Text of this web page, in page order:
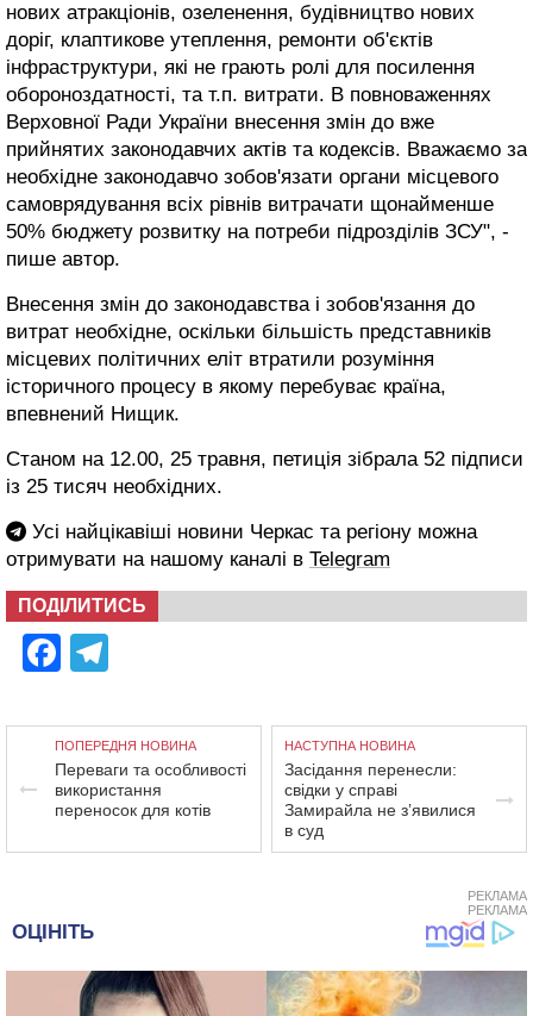
нових атракціонів, озеленення, будівництво нових
доріг, клаптикове утеплення, ремонти об'єктів
інфраструктури, які не грають ролі для посилення
обороноздатності, та т.п. витрати. В повноваженнях
Верховної Ради України внесення змін до вже
прийнятих законодавчих актів та кодексів. Вважаємо за
необхідне законодавчо зобов'язати органи місцевого
самоврядування всіх рівнів витрачати щонайменше
50% бюджету розвитку на потреби підрозділів ЗСУ", -
пише автор.
Внесення змін до законодавства і зобов'язання до
витрат необхідне, оскільки більшість представників
місцевих політичних еліт втратили розуміння
історичного процесу в якому перебуває країна,
впевнений Нищик.
Станом на 12.00, 25 травня, петиція зібрала 52 підписи
із 25 тисяч необхідних.
Усі найцікавіші новини Черкас та регіону можна
отримувати на нашому каналі в Telegram
ПОДІЛИТИСЬ
Facebook
ПОПЕРЕДНЯ НОВИНА
Переваги та особливості
використання
переносок для котів
НАСТУПНА НОВИНА
Засідання перенесли:
свідки у справі
Замирайла не з’явилися
в суд
РЕКЛАМА
РЕКЛАМА